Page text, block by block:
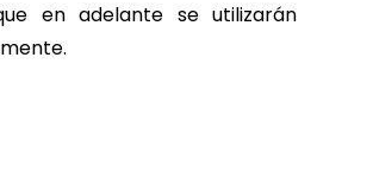
en adelante se utilizarán